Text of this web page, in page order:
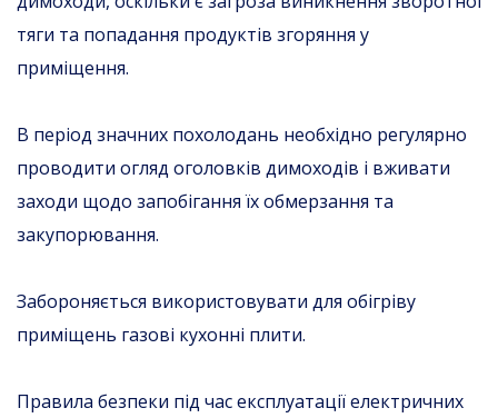
тяги та попадання продуктів згоряння у
приміщення.
В період значних похолодань необхідно регулярно
проводити огляд оголовків димоходів і вживати
заходи щодо запобігання їх обмерзання та
закупорювання.
Забороняється використовувати для обігріву
приміщень газові кухонні плити.
Правила безпеки під час експлуатації електричних